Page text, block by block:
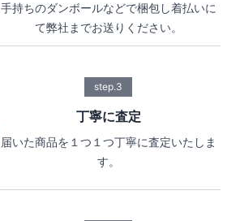
手持ちのダンボールなどで梱包し着払いに
て弊社までお送りください。
step.3
丁寧に査定
届いた商品を１つ１つ丁寧に査定いたしま
す。